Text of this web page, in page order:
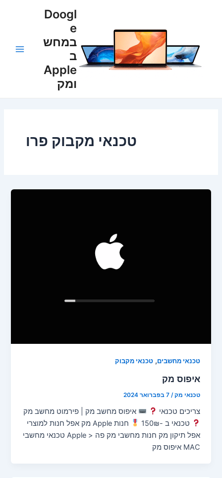
Doogl
e
במחש
ב
Apple
ומק
טכנאי מקבוק פרו
טכנאי מחשבים,טכנאי מקבוק
איפוס מק
טכנאי מק/7 בפברואר 2024
צריכים טכנאי
איפוס מחשב מק | פירמוט מחשב מק
טכנאי ב -150₪
חנות Apple מק אפל חנות למוצרי
אפל תיקון מק חנות מחשבי מק פה < Apple טכנאי מחשבי
MAC איפוס מק